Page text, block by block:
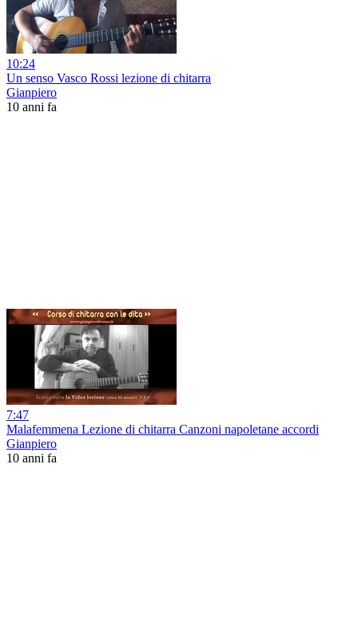
10:24
Un senso Vasco Rossi lezione di chitarra
Gianpiero
10 anni fa
7:47
Malafemmena Lezione di chitarra Canzoni napoletane accordi
Gianpiero
10 anni fa